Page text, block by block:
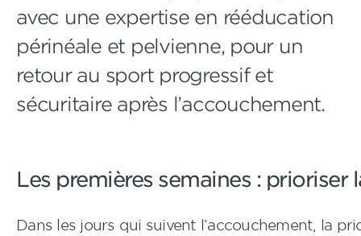
avec une expertise en rééducation
périnéale et pelvienne, pour un
retour au sport progressif et
sécuritaire après l’accouchement.
Les premières semaines : prioriser
Dans les jours qui suivent l’accouchement, la